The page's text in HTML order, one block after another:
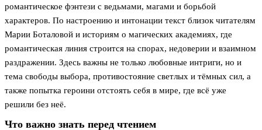
романтическое фэнтези с ведьмами, магами и борьбой
характеров. По настроению и интонации текст близок читателям
Марии Боталовой и историям о магических академиях, где
романтическая линия строится на спорах, недоверии и взаимном
раздражении. Здесь важны не только любовные интриги, но и
тема свободы выбора, противостояние светлых и тёмных сил, а
также попытка героини отстоять себя в мире, где всё уже
решили без неё.
Что важно знать перед чтением